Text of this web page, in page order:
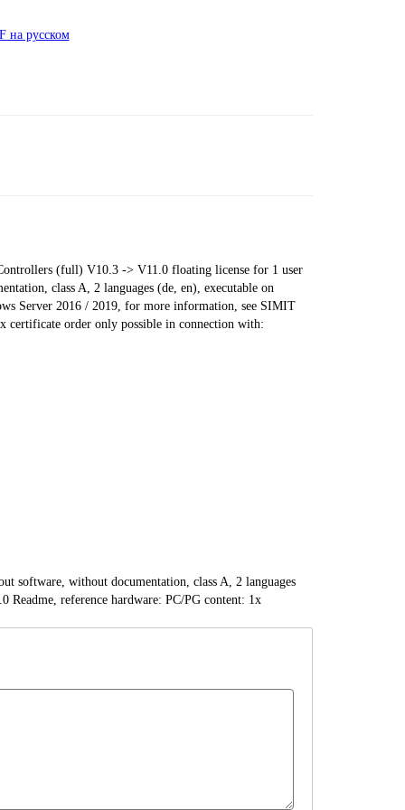
на русском
(full) V10.3 -> V11.0 floating license for 1 user
class A, 2 languages (de, en), executable on
Server 2016 / 2019, for more information, see SIMIT
certificate order only possible in connection with:
software, without documentation, class A, 2 languages
reference hardware: PC/PG content: 1x